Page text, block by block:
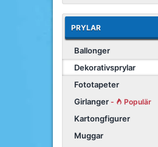
PRYLAR
Ballonger
Dekorativsprylar
Fototapeter
Girlanger - Populär
Kartongfigurer
Muggar